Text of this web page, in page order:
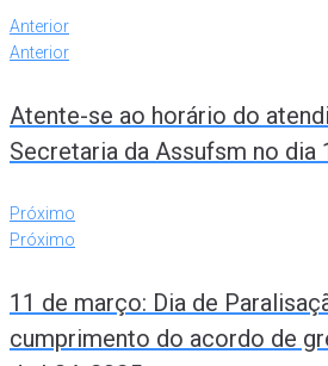
Anterior
Anterior
Atente-se ao horário do
Secretaria da Assufsm no dia
Próximo
Próximo
11 de março: Dia de
cumprimento do acordo de